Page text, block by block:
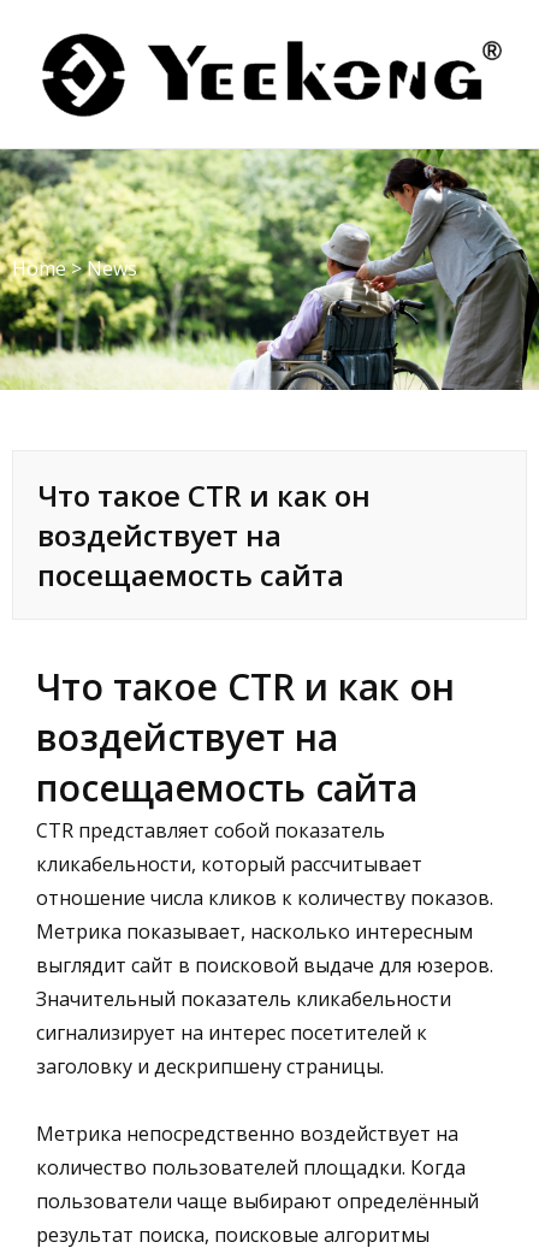
content
Home>News
Что такое CTR и как он
воздействует на
посещаемость сайта
Что такое CTR и как он
воздействует на
посещаемость сайта
CTR представляет собой показатель
кликабельности, который рассчитывает
отношение числа кликов к количеству показов.
Метрика показывает, насколько интересным
выглядит сайт в поисковой выдаче для юзеров.
Значительный показатель кликабельности
сигнализирует на интерес посетителей к
заголовку и дескрипшену страницы.
Метрика непосредственно воздействует на
количество пользователей площадки. Когда
пользователи чаще выбирают определённый
результат поиска, поисковые алгоритмы